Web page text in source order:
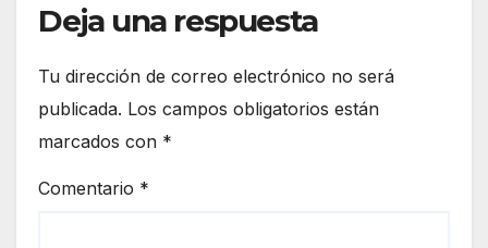
Deja una respuesta
Tu dirección de correo electrónico no será
publicada. Los campos obligatorios están
marcados con *
Comentario *